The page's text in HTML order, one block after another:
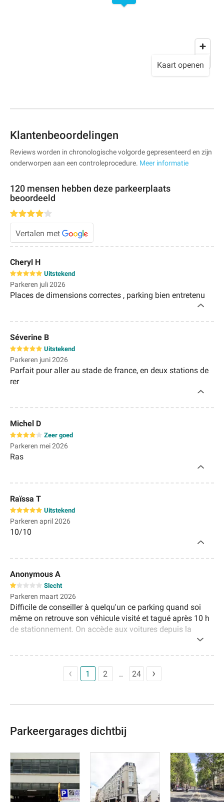
Kaart openen
Klantenbeoordelingen
Reviews worden in chronologische volgorde gepresenteerd en zijn
onderworpen aan een controleprocedure. Meer informatie
120 mensen hebben deze parkeerplaats
beoordeeld
Vertalen met
Cheryl H
Uitstekend
Parkeren juli 2026
Places de dimensions correctes , parking bien entretenu
Séverine B
Uitstekend
Parkeren juni 2026
Parfait pour aller au stade de france, en deux stations de
rer
Michel D
Zeer goed
Parkeren mei 2026
Ras
Raïssa T
Uitstekend
Parkeren april 2026
10/10
Anonymous A
Slecht
Parkeren maart 2026
Difficile de conseiller à quelqu'un ce parking quand soi
même on retrouve son véhicule visité et tagué après 10 h
de stationnement. On accède aux voitures depuis la
d'appel idem pour n°de téléphone. Première et dernière
1 2 24
Parkeergarages dichtbij